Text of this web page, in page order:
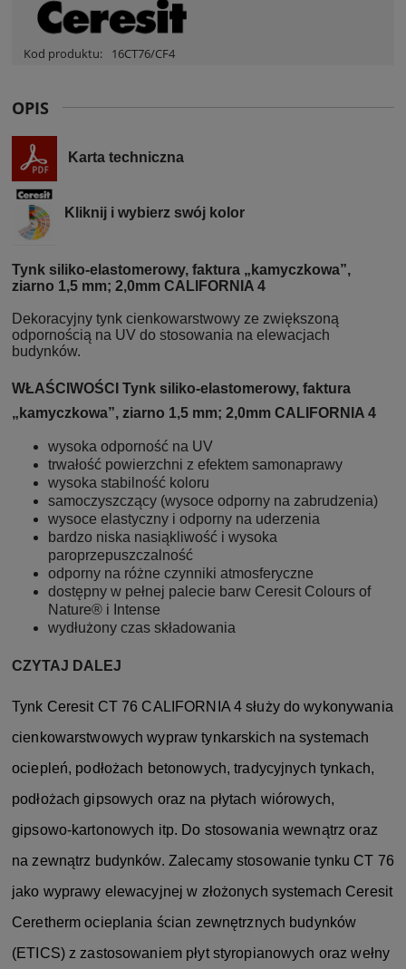
Kod produktu: 16CT76/CF4
OPIS
Karta techniczna
Kliknij i wybierz swój kolor
Tynk siliko-elastomerowy, faktura „kamyczkowa”,
ziarno 1,5 mm; 2,0mm CALIFORNIA 4
Dekoracyjny tynk cienkowarstwowy ze zwiększoną
odpornością na UV do stosowania na elewacjach
budynków.
WŁAŚCIWOŚCI Tynk siliko-elastomerowy, faktura
„kamyczkowa”, ziarno 1,5 mm; 2,0mm CALIFORNIA 4
wysoka odporność na UV
trwałość powierzchni z efektem samonaprawy
wysoka stabilność koloru
samoczyszczący (wysoce odporny na zabrudzenia)
wysoce elastyczny i odporny na uderzenia
bardzo niska nasiąkliwość i wysoka
paroprzepuszczalność
odporny na różne czynniki atmosferyczne
dostępny w pełnej palecie barw Ceresit Colours of
Nature® i Intense
wydłużony czas składowania
CZYTAJ DALEJ
Tynk Ceresit CT 76 CALIFORNIA 4 służy do wykonywania
cienkowarstwowych wypraw tynkarskich na systemach
ociepleń, podłożach betonowych, tradycyjnych tynkach,
podłożach gipsowych oraz na płytach wiórowych,
gipsowo-kartonowych itp. Do stosowania wewnątrz oraz
na zewnątrz budynków. Zalecamy stosowanie tynku CT 76
jako wyprawy elewacyjnej w złożonych systemach Ceresit
Ceretherm ocieplania ścian zewnętrznych budynków
(ETICS) z zastosowaniem płyt styropianowych oraz wełny